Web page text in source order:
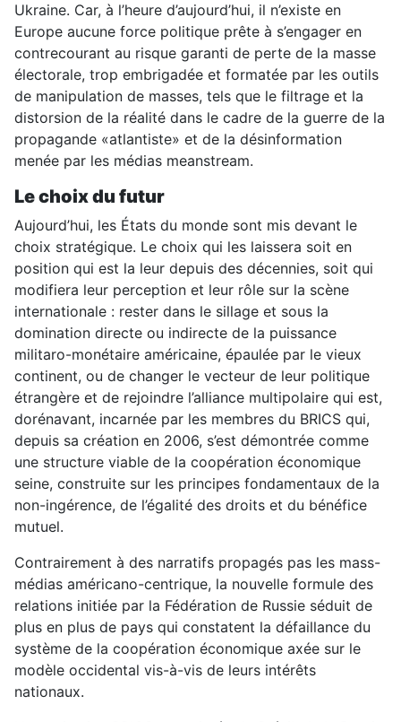
Ukraine. Car, à l’heure d’aujourd’hui, il n’existe en
Europe aucune force politique prête à s’engager en
contrecourant au risque garanti de perte de la masse
électorale, trop embrigadée et formatée par les outils
de manipulation de masses, tels que le filtrage et la
distorsion de la réalité dans le cadre de la guerre de la
propagande «atlantiste» et de la désinformation
menée par les médias meanstream.
Le choix du futur
Aujourd’hui, les États du monde sont mis devant le
choix stratégique. Le choix qui les laissera soit en
position qui est la leur depuis des décennies, soit qui
modifiera leur perception et leur rôle sur la scène
internationale : rester dans le sillage et sous la
domination directe ou indirecte de la puissance
militaro-monétaire américaine, épaulée par le vieux
continent, ou de changer le vecteur de leur politique
étrangère et de rejoindre l’alliance multipolaire qui est,
dorénavant, incarnée par les membres du BRICS qui,
depuis sa création en 2006, s’est démontrée comme
une structure viable de la coopération économique
seine, construite sur les principes fondamentaux de la
non-ingérence, de l’égalité des droits et du bénéfice
mutuel.
Contrairement à des narratifs propagés pas les mass-
médias américano-centrique, la nouvelle formule des
relations initiée par la Fédération de Russie séduit de
plus en plus de pays qui constatent la défaillance du
système de la coopération économique axée sur le
modèle occidental vis-à-vis de leurs intérêts
nationaux.